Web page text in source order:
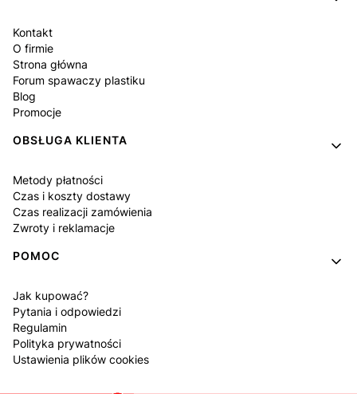
Kontakt
O firmie
Strona główna
Forum spawaczy plastiku
Blog
Promocje
OBSŁUGA KLIENTA
Metody płatności
Czas i koszty dostawy
Czas realizacji zamówienia
Zwroty i reklamacje
POMOC
Jak kupować?
Pytania i odpowiedzi
Regulamin
Polityka prywatności
Ustawienia plików cookies